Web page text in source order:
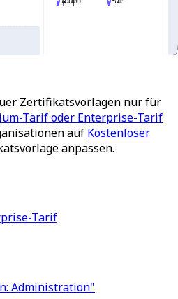
Zertifikatsvorlagen nur für
Tarif oder Enterprise-Tarif
auf Kostenloser
anpassen.
Tarif
Administration"